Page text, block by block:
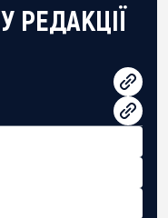
РЕДАКЦІЇ